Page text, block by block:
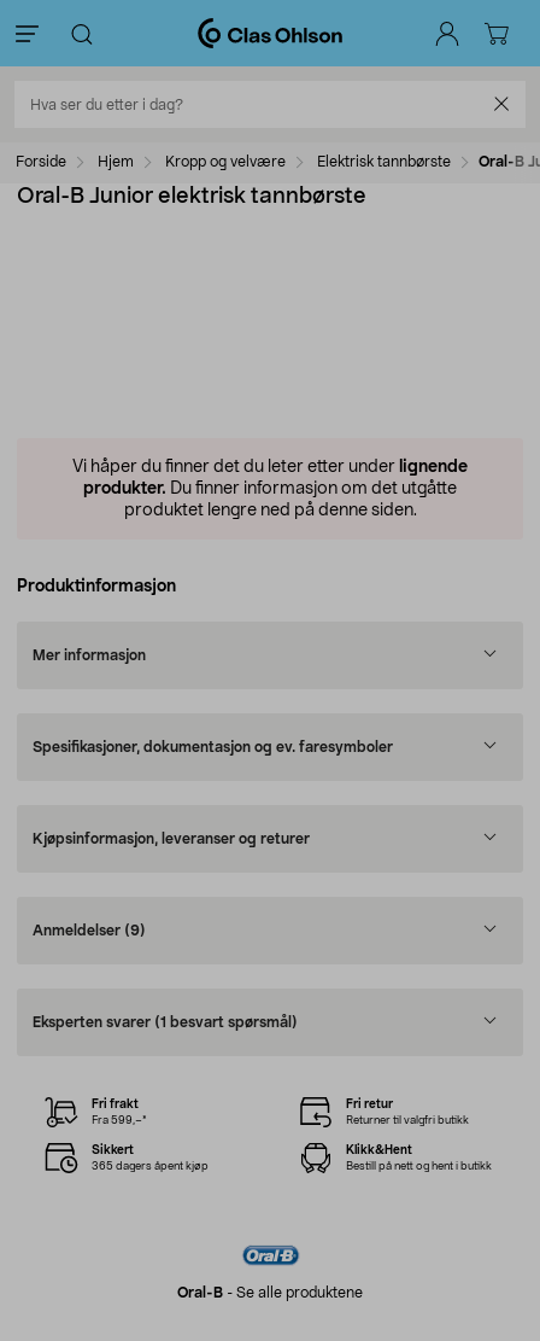
Forside Hjem Kropp og velvære Elektrisk tannbørste Oral-B
Oral-B Junior elektrisk tannbørste
Vi håper du finner det du leter etter under lignende
produkter. Du finner informasjon om det utgåtte
produktet lengre ned på denne siden.
Produktinformasjon
Mer informasjon
Spesifikasjoner, dokumentasjon og ev. faresymboler
Kjøpsinformasjon, leveranser og returer
Anmeldelser (9)
Eksperten svarer (1 besvart spørsmål)
Oral-B - Se alle produktene
Fri frakt
Fra 599,–*
Fri retur
Returner til valgfri butikk
Sikkert
365 dagers åpent kjøp
Klikk&Hent
Bestill på nett og hent i butikk